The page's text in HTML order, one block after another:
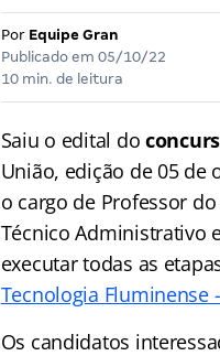
Por Equipe Gran
Publicado em 05/10/22
10 min. de leitura
Saiu o edital do
União, edição de 05 de
o cargo de Professor
Técnico Administrativo
executar todas as
Tecnologia Fluminense
Os candidatos